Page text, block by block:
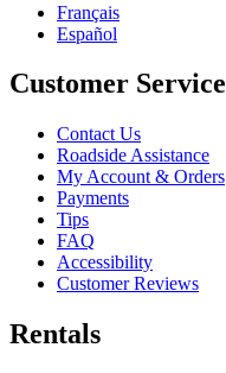
Français
Español
Customer Service
Contact Us
Roadside Assistance
My Account & Orders
Payments
Tips
FAQ
Accessibility
Customer Reviews
Rentals